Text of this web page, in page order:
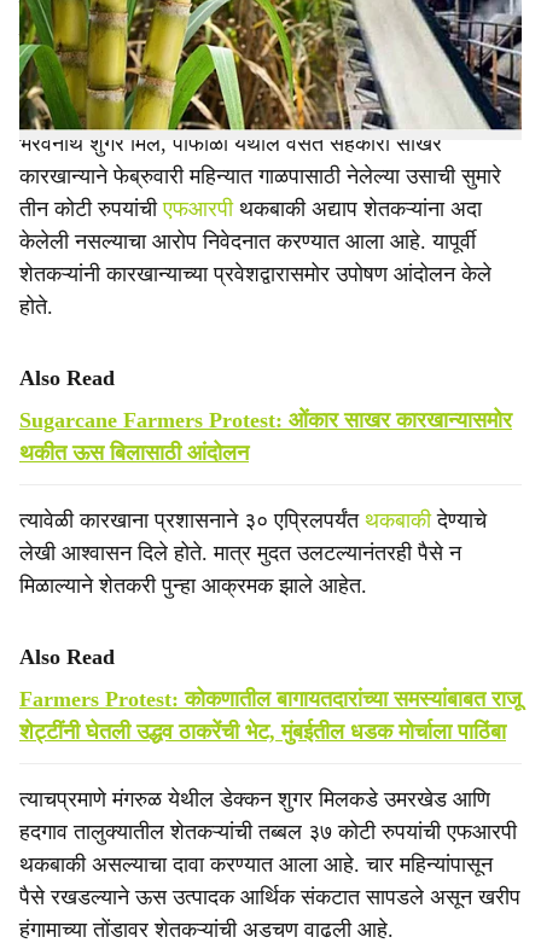
e
लाट आहे. थकीत रकमेच्या प्रश्नावर शिवसेना सहसंपर्क प्रमुख
चितांगराव कदम यांनी संबंधित साखर कारखान्यांना निवेदन देत धडक
आंदोलनाचा इशारा दिला आहे.
भैरवनाथ शुगर मिल, पोफाळी येथील वसंत सहकारी साखर
कारखान्याने फेब्रुवारी महिन्यात गाळपासाठी नेलेल्या उसाची सुमारे
तीन कोटी रुपयांचीएफआरपी थकबाकी अद्याप शेतकऱ्यांना अदा
केलेली नसल्याचा आरोप निवेदनात करण्यात आला आहे. यापूर्वी
शेतकऱ्यांनी कारखान्याच्या प्रवेशद्वारासमोर उपोषण आंदोलन केले
होते.
Also Read
Sugarcane Farmers Protest: ओंकार साखर कारखान्यासमोर
थकीत ऊस बिलासाठी आंदोलन
त्यावेळी कारखाना प्रशासनाने ३० एप्रिलपर्यंत थकबाकीदेण्याचे
लेखी आश्वासन दिले होते. मात्र मुदत उलटल्यानंतरही पैसे न
मिळाल्याने शेतकरी पुन्हा आक्रमक झाले आहेत.
Also Read
Farmers Protest: कोकणातील बागायतदारांच्या समस्यांबाबत राजू
शेट्टींनी घेतली उद्धव ठाकरेंची भेट, मुंबईतील धडक मोर्चाला पाठिंबा
त्याचप्रमाणे मंगरुळ येथील डेक्कन शुगर मिलकडे उमरखेड आणि
हदगाव तालुक्यातील शेतकऱ्यांची तब्बल ३७ कोटी रुपयांची एफआरपी
थकबाकी असल्याचा दावा करण्यात आला आहे. चार महिन्यांपासून
पैसे रखडल्याने ऊस उत्पादक आर्थिक संकटात सापडले असून खरीप
हंगामाच्या तोंडावर शेतकऱ्यांची अडचण वाढली आहे.